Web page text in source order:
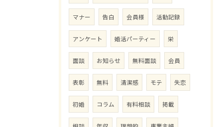
マナー 告白 会員様 活動記録
アンケート 婚活パーティー 栄
面談 お知らせ 無料面談 会員
表彰 無料 清潔感 モテ 失恋
初婚 コラム 有料相談 掲載